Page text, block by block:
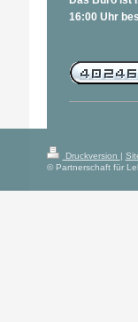
16:00 Uhr
Druckversion |
© Partnerschaft für